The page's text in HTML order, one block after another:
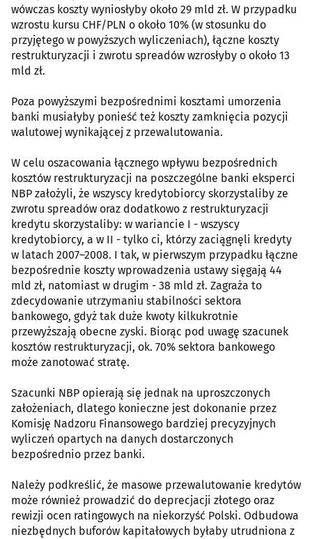
wówczas koszty wyniosłyby około 29 mld zł. W przypadku
wzrostu kursu CHF/PLN o około 10% (w stosunku do
przyjętego w powyższych wyliczeniach), łączne koszty
restrukturyzacji i zwrotu spreadów wzrosłyby o około 13
mld zł.
Poza powyższymi bezpośrednimi kosztami umorzenia
banki musiałyby ponieść też koszty zamknięcia pozycji
walutowej wynikającej z przewalutowania.
W celu oszacowania łącznego wpływu bezpośrednich
kosztów restrukturyzacji na poszczególne banki eksperci
NBP założyli, że wszyscy kredytobiorcy skorzystaliby ze
zwrotu spreadów oraz dodatkowo z restrukturyzacji
kredytu skorzystaliby: w wariancie I - wszyscy
kredytobiorcy, a w II - tylko ci, którzy zaciągnęli kredyty
w latach 2007–2008. I tak, w pierwszym przypadku łączne
bezpośrednie koszty wprowadzenia ustawy sięgają 44
mld zł, natomiast w drugim - 38 mld zł. Zagraża to
zdecydowanie utrzymaniu stabilności sektora
bankowego, gdyż tak duże kwoty kilkukrotnie
przewyższają obecne zyski. Biorąc pod uwagę szacunek
kosztów restrukturyzacji, ok. 70% sektora bankowego
może zanotować stratę.
Szacunki NBP opierają się jednak na uproszczonych
założeniach, dlatego konieczne jest dokonanie przez
Komisję Nadzoru Finansowego bardziej precyzyjnych
wyliczeń opartych na danych dostarczonych
bezpośrednio przez banki.
Należy podkreślić, że masowe przewalutowanie kredytów
może również prowadzić do deprecjacji złotego oraz
rewizji ocen ratingowych na niekorzyść Polski. Odbudowa
niezbędnych buforów kapitałowych byłaby utrudniona z